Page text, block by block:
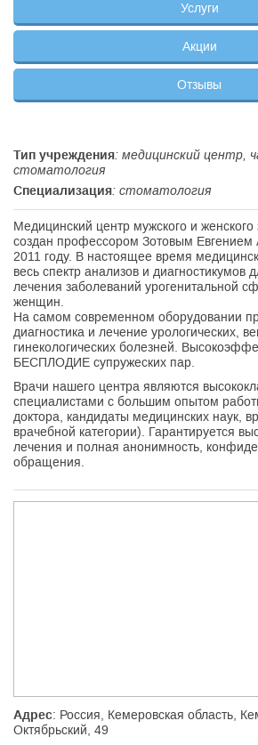
Услуги
Акции
Отзывы
Тип учреждения: медицинский центр,
стоматология
Специализация: стоматология
Медицинский центр мужского и
создан профессором Зотовым Евгением
2011 году. В настоящее время
весь спектр анализов и диагностикумов
лечения заболеваний урогенитальной
женщин.
На самом современном оборудовании
диагностика и лечение урологических,
гинекологических болезней.
БЕСПЛОДИЕ супружеских пар.
Врачи нашего центра являются
специалистами с большим опытом
доктора, кандидаты медицинских наук,
врачебной категории). Гарантируется
лечения и полная анонимность,
обращения.
Адрес: Россия, Кемеровская область,
Октябрьский, 49